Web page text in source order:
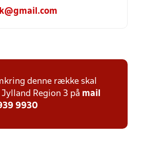
denne række skal
Region 3 på mail
9930